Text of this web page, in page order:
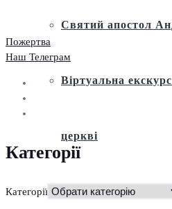
Святий апостол
Віртуальна
церкві
Історія
Пожертва
Наш Телеграм
Категорії
Категорії